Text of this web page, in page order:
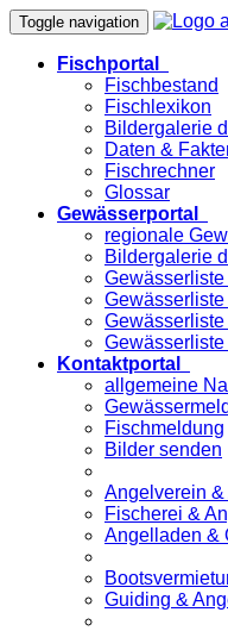
Toggle navigation
Fischportal
Fischbestand
Fischlexikon
Bildergalerie
Daten &
Fischrechner
Glossar
Gewässerportal
regionale
Bildergalerie
Gewässerliste
Kontaktportal
allgemeine
Fischmeldung
Bilder senden
Angelverein &
Fischerei &
Angelladen &
Guiding &